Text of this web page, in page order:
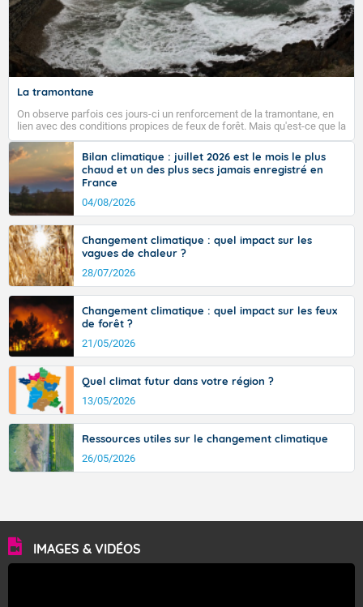
La tramontane
On observe parfois ces jours-ci un renforcement de la tramontane, en
lien avec des conditions propices de feux de forêt. Mais qu'est-ce que la
tramontane ? Quelles sont ses caractéristiques ? La tramontane est un
vent turbulent soufflant de secteur nord-ouest à nord, ou ouest à nord-
ouest, dans un secteur qui part du Roussillon à la vallée de l’Aude et à
l’ouest de l’Hérault. L’étymologie de ce vent vient du latin trasmontanus,
signifiant au-delà des monts, en allusion aux régions montagneuses
d’où provient ce vent.
Bilan climatique : juillet 2026 est le mois le plus
chaud et un des plus secs jamais enregistré en
France
04/08/2026
Changement climatique : quel impact sur les
vagues de chaleur ?
28/07/2026
Changement climatique : quel impact sur les feux
de forêt ?
21/05/2026
Quel climat futur dans votre région ?
13/05/2026
Ressources utiles sur le changement climatique
26/05/2026
IMAGES & VIDÉOS